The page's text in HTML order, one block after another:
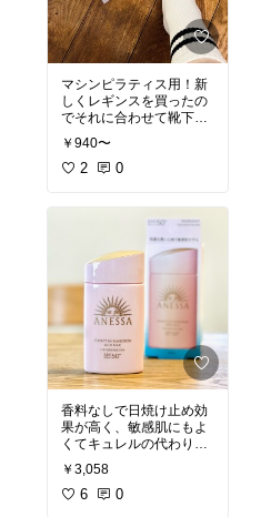
マシンピラティス用！新
しくレギンスを買ったの
でそれに合わせて靴下を
新調しました。私は地面
を捉える力よわよわなの
で滑り止め必須です。2
#オリジナル写真 #買って
よかった
マシンピラティス
￥940〜
2 0
香料なしで日焼け止め効
果が高く、敏感肌にもよ
くてキュレルの代わりに
なる日焼け止めをGemini
と相談してこれ買いまし
た
￥3,058
6 0